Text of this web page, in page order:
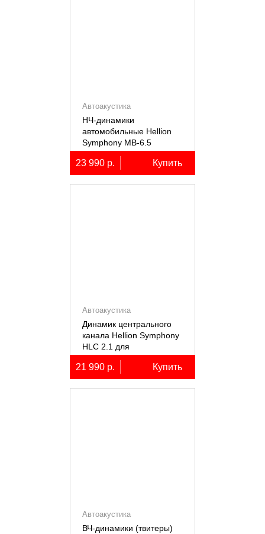
Автоакустика
НЧ-динамики
автомобильные Hellion
Symphony MB-6.5
23 990 р. Купить
Автоакустика
Динамик центрального
канала Hellion Symphony
HLC 2.1 для
автомобилей Lixiang Li-
7/8/9
21 990 р. Купить
Автоакустика
ВЧ-динамики (твитеры)